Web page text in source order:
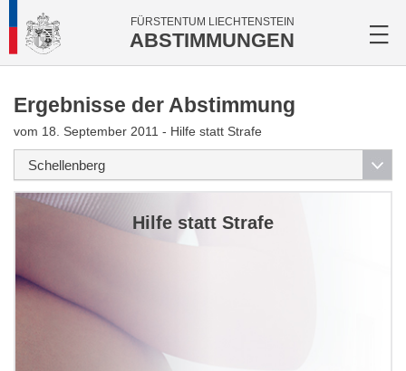
FÜRSTENTUM LIECHTENSTEIN
ABSTIMMUNGEN
Ergebnisse der Abstimmung
vom 18. September 2011 - Hilfe statt Strafe
Hilfe statt Strafe